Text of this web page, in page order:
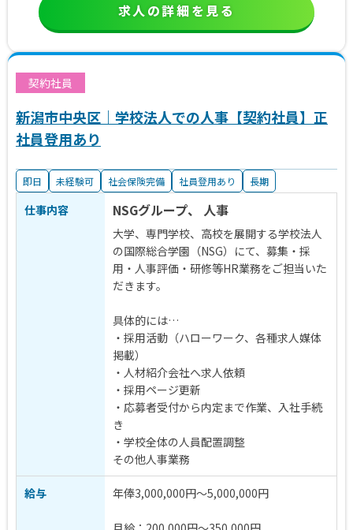
求人の詳細を見る
契約社員
新潟市中央区｜学校法人での人事【契約社員】正
社員登用あり
即日 未経験可 社会保険完備 社員登用あり 長期
仕事内容 NSGグループ、 人事
大学、専門学校、高校を展開する学校法人
の国際総合学園（NSG）にて、募集・採
用・人事評価・研修等HR業務をご担当いた
だきます。
具体的には…
・採用活動（ハローワーク、各種求人媒体
掲載）
・人材紹介会社へ求人依頼
・採用ページ更新
・応募者受付から内定まで作業、入社手続
き
・学校全体の人員配置調整
その他人事業務
給与 年俸3,000,000円～5,000,000円